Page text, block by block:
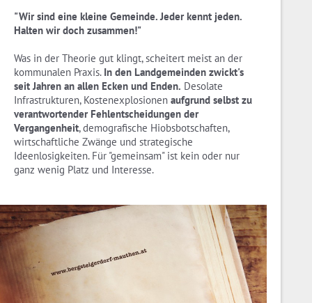
"Wir sind eine kleine Gemeinde. Jeder kennt jeden.
Halten wir doch zusammen!"
Was in der Theorie gut klingt, scheitert meist an der
kommunalen Praxis. In den Landgemeinden zwickt's
seit Jahren an allen Ecken und Enden. Desolate
Infrastrukturen, Kostenexplosionen aufgrund selbst zu
verantwortender Fehlentscheidungen der
Vergangenheit, demografische Hiobsbotschaften,
wirtschaftliche Zwänge und strategische
Ideenlosigkeiten. Für "gemeinsam" ist kein oder nur
ganz wenig Platz und Interesse.